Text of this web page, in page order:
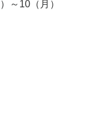
～10（月）